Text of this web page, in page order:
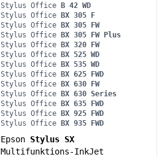
Stylus Office B 42 WD
Stylus Office BX 305 F
Stylus Office BX 305 FW
Stylus Office BX 305 FW Plus
Stylus Office BX 320 FW
Stylus Office BX 525 WD
Stylus Office BX 535 WD
Stylus Office BX 625 FWD
Stylus Office BX 630 FW
Stylus Office BX 630 Series
Stylus Office BX 635 FWD
Stylus Office BX 925 FWD
Stylus Office BX 935 FWD
Epson Stylus SX
Multifunktions-InkJet